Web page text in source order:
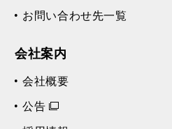
お問い合わせ先一覧
会社案内
会社概要
公告